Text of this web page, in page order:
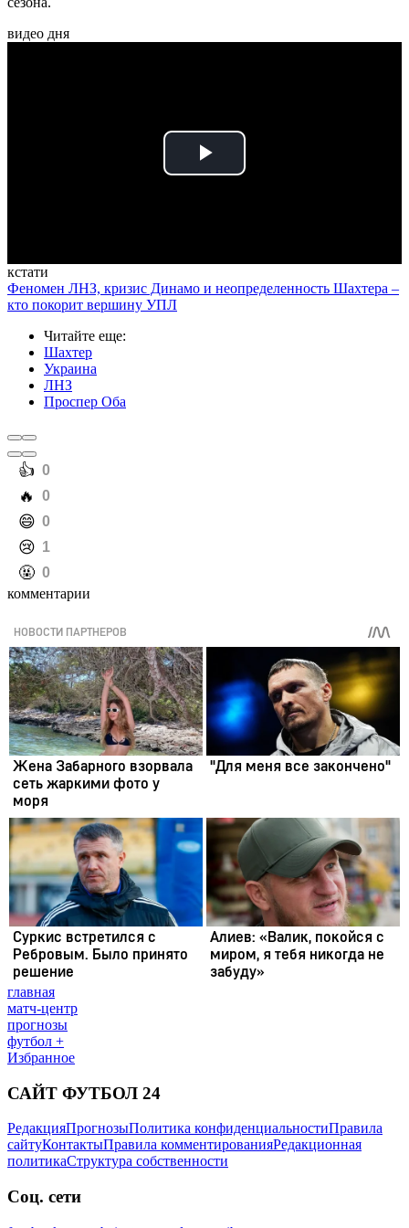
видео дня
Play
кстати
Феномен ЛНЗ, кризис Динамо и неопределенность Шахтера –
кто покорит вершину УПЛ
Читайте еще:
Шахтер
Украина
ЛНЗ
Проспер Оба
️👍 0
️🔥 0
️😄 0
️😢 1
️🤬 0
комментарии
главная
матч-центр
прогнозы
футбол +
Избранное
САЙТ ФУТБОЛ 24
РедакцияПрогнозыПолитика конфиденциальностиПравила
сайтуКонтактыПравила комментированияРедакционная
политикаСтруктура собственности
Соц. сети